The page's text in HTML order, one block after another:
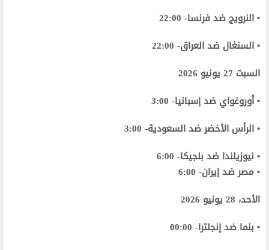
• النرويج ضد فرنسا- 22:00
• السنغال ضد العراق- 22:00
السبت 27 يونيو 2026
• أوروغواي ضد إسبانيا- 3:00
• الرأس الأخضر ضد السعودية- 3:00
• نيوزيلندا ضد بلجيكا- 6:00
• مصر ضد إيران- 6:00
الأحد، 28 يونيو 2026
• بنما ضد إنجلترا- 00:00